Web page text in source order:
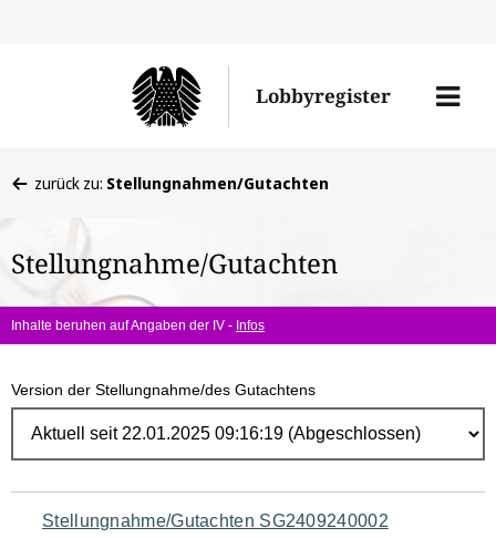
Lobbyregister
Menü
befinden
hier:
zurück zu: Stellungnahmen/Gutachten
Stellungnahme/Gutachten
Inhalte beruhen auf Angaben der IV - Infos
Version der Stellungnahme/des Gutachtens
Navigation
Stellungnahme/Gutachten SG2409240002